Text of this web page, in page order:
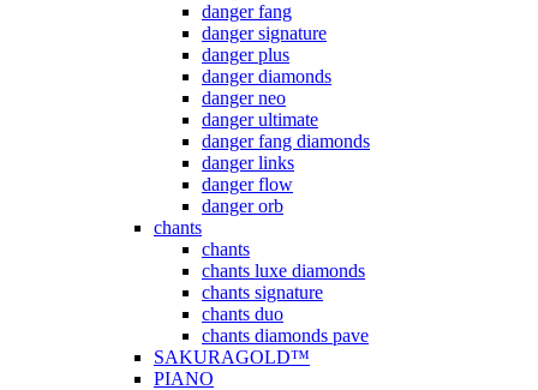
danger fang
danger signature
danger plus
danger diamonds
danger neo
danger ultimate
danger fang diamonds
danger links
danger flow
danger orb
chants
chants
chants luxe diamonds
chants signature
chants duo
chants diamonds pave
SAKURAGOLD™
PIANO